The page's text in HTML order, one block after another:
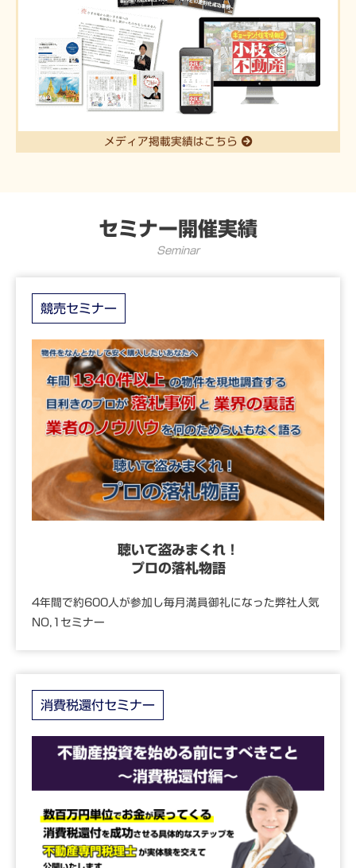
メディア掲載実績はこちら
セミナー開催実績
Seminar
競売セミナー
聴いて盗みまくれ！
プロの落札物語
4年間で約600人が参加し毎月満員御礼になった弊社人気
NO,1セミナー
消費税還付セミナー